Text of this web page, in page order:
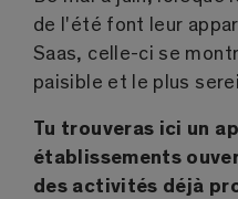
de l'été font leur
Saas, celle-ci se
paisible et le plus
Tu trouveras ici un
établissements
des activités déjà